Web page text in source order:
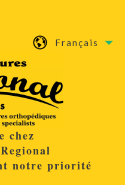
Français
chez
notre priorité